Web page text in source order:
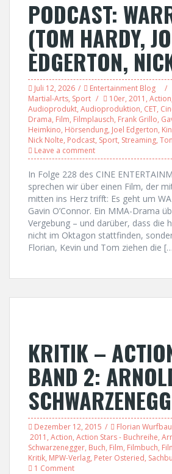
PODCAST:
(TOM HARDY,
EDGERTON,
Juli 12, 2026 Entertainment Blog
Martial-Arts, Sport 10er, 2011 , Action
Audioprodukt, Audioproduktion, CET,
Drama, Film, Filmplausch, Frank Grillo,
Heimkino, Hörsendung, Joel Edgerton,
Nick Nolte, Podcast, Sport, Streaming,
Leave a comment
In Folge 228 des CINE
sprechen wir über einen Film, der
mitten ins Herz trifft: Es geht um
Gavin O’Connor. Ein MMA-Drama
Vergebung – und darüber, dass die
nicht im Oktagon stattfinden,
Florian, Kevin und Tom ziehen die
KRITIK –
BAND 2:
Dezember 12, 2015 Florian
2011 , Action, Action Stars - Buchreihe,
Schwarzenegger, Buch, Film, Filmbuch,
Kritik, MPW-Verlag, Peter Osteried,
1 Comment